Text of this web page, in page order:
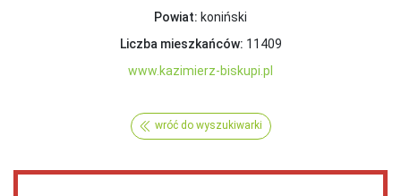
Powiat: koniński
Liczba mieszkańców: 11409
www.kazimierz-biskupi.pl
wróć do wyszukiwarki